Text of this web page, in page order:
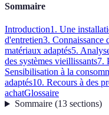
Sommaire
Introduction1. Une
d'entretien3. Connaissance
matériaux adaptés5.
des systèmes vieillissants7.
Sensibilisation à la
adaptés10. Recours à des
achatGlossaire
Sommaire(13 sections)